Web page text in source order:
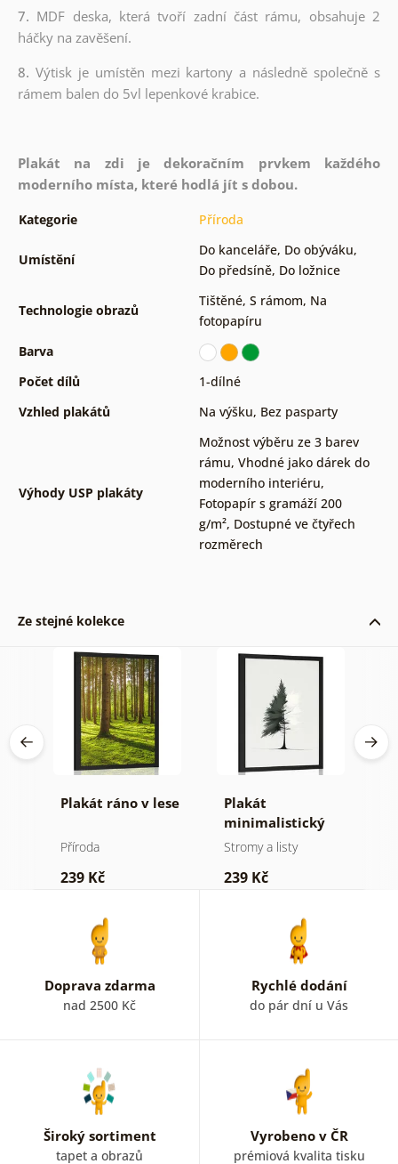
7. MDF deska, která tvoří zadní část rámu, obsahuje 2
háčky na zavěšení.
8. Výtisk je umístěn mezi kartony a následně společně s
rámem balen do 5vl lepenkové krabice.
Plakát na zdi je dekoračním prvkem každého
moderního místa, které hodlá jít s dobou.
Kategorie Příroda
Umístění
Do kanceláře, Do obýváku,
Do předsíně, Do ložnice
Technologie obrazů
Tištěné, S rámom, Na
fotopapíru
Barva
Počet dílů
1-dílné
Vzhled plakátů
Na výšku, Bez pasparty
Výhody USP plakáty
Možnost výběru ze 3 barev
rámu, Vhodné jako dárek do
moderního interiéru,
Fotopapír s gramáží 200
g/m², Dostupné ve čtyřech
rozměrech
Ze stejné kolekce
Plakát ráno v lese
Příroda
239 Kč
Plakát
minimalistický
jehličnatý strom
Stromy a listy
239 Kč
Doprava zdarma
nad 2500 Kč
Rychlé dodání
do pár dní u Vás
Široký sortiment
tapet a obrazů
Vyrobeno v ČR
prémiová kvalita tisku